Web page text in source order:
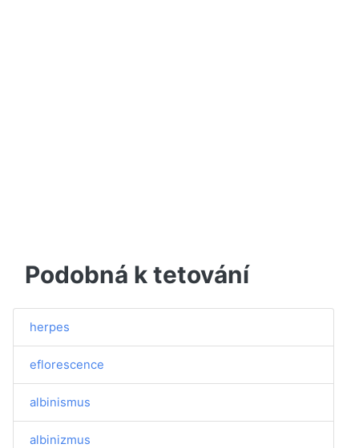
Podobná k tetování
herpes
eflorescence
albinismus
albinizmus